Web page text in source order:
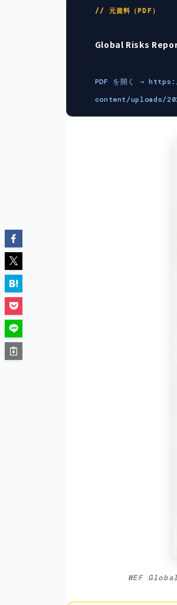
// 元資料（PDF）
Global Risks
PDF を開く →
content/uploads/
WEF